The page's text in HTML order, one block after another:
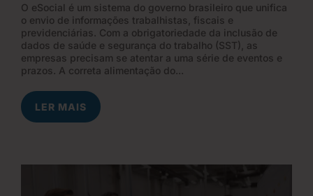
O eSocial é um sistema do governo brasileiro que unifica
o envio de informações trabalhistas, fiscais e
previdenciárias. Com a obrigatoriedade da inclusão de
dados de saúde e segurança do trabalho (SST), as
empresas precisam se atentar a uma série de eventos e
prazos. A correta alimentação do...
LER MAIS